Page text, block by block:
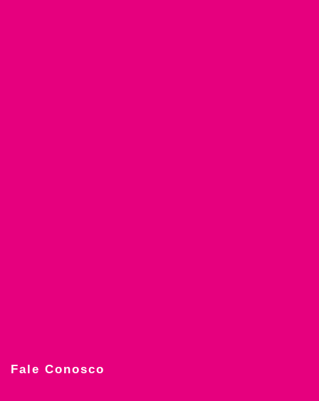
Fale Conosco